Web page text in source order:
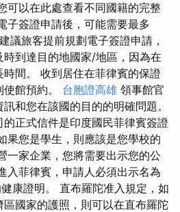
可以在此處查看不同國籍的完整
子簽證申請後，可能需要最多
議旅客提前規劃電子簽證申請，
到達目的地國家/地區，因為在
間。 收到居住在菲律賓的保證
館預約。 台胞證高雄 領事館官
和您在該國的目的的明確問題。
正式信件是印度國民菲律賓簽證
果您是學生，則應該是您學校的
一家企業，您將需要出示您的公
入菲律賓，申請人必須出示名為
康證明。 直布羅陀准入規定，如
國家的護照，則可以在直布羅陀